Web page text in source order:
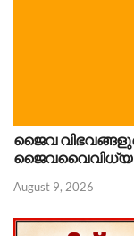
ജൈവ
ജൈവവൈവിധ്യ
August 9, 2026